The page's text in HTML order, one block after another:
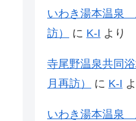
いわき湯本温泉
訪）
に K-I より
寺尾野温泉共同
月再訪）
に K-I
いわき湯本温泉